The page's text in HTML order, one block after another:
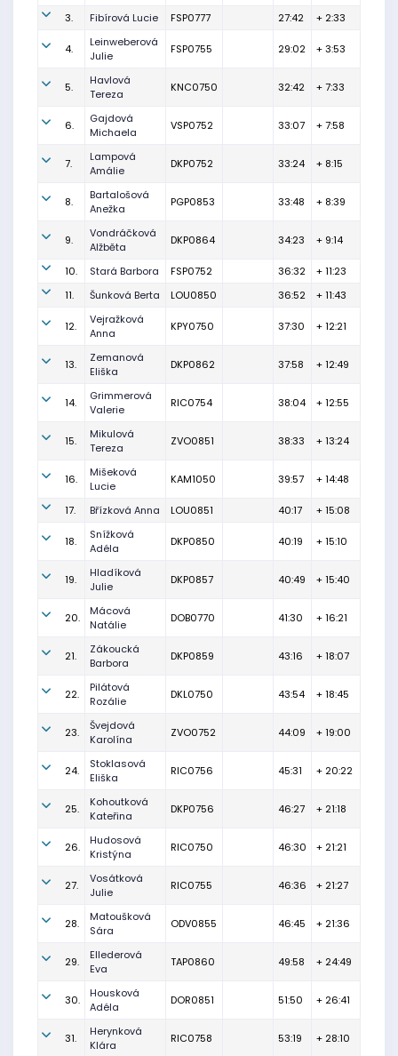
3.
Fibírová Lucie FSP0777 27:42 + 2:33
4.
Leinweberová
Julie
FSP0755 29:02 + 3:53
5.
Havlová
Tereza
KNC0750 32:42 + 7:33
6.
Gajdová
Michaela
VSP0752 33:07 + 7:58
7.
Lampová
Amálie
DKP0752 33:24 + 8:15
8.
Bartalošová
Anežka
PGP0853 33:48 + 8:39
9.
Vondráčková
Alžběta
DKP0864 34:23 + 9:14
10. Stará Barbora FSP0752 36:32
+ 11:23
11.
Šunková Berta LOU0850 36:52 + 11:43
12.
Vejražková
Anna
KPY0750 37:30 + 12:21
13.
Zemanová
Eliška
DKP0862 37:58 + 12:49
14.
Grimmerová
Valerie
RIC0754 38:04 + 12:55
15.
Mikulová
Tereza
ZVO0851 38:33 + 13:24
16.
Mišeková
Lucie
KAM1050 39:57 + 14:48
17. Břízková Anna LOU0851 40:17 + 15:08
18.
Snížková
Adéla
DKP0850 40:19 + 15:10
19.
Hladíková
Julie
DKP0857 40:49 + 15:40
20.
Mácová
Natálie
DOB0770 41:30 + 16:21
21.
Zákoucká
Barbora
DKP0859 43:16 + 18:07
22.
Pilátová
Rozálie
DKL0750 43:54 + 18:45
23.
Švejdová
Karolína
ZVO0752 44:09 + 19:00
24.
Stoklasová
Eliška
RIC0756 45:31 + 20:22
25.
Kohoutková
Kateřina
DKP0756 46:27 + 21:18
26.
Hudosová
Kristýna
RIC0750 46:30 + 21:21
27.
Vosátková
Julie
RIC0755 46:36 + 21:27
28.
Matoušková
Sára
ODV0855 46:45 + 21:36
29.
Ellederová
Eva
TAP0860 49:58 + 24:49
30.
Housková
Adéla
DOR0851 51:50 + 26:41
31.
Herynková
Klára
RIC0758 53:19 + 28:10